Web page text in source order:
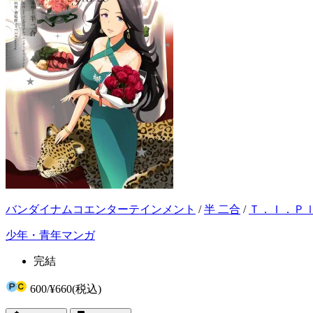
バンダイナムコエンターテインメント /半 二合 / Ｔ．Ｉ．Ｐ
少年・青年マンガ
完結
600/¥660(税込)